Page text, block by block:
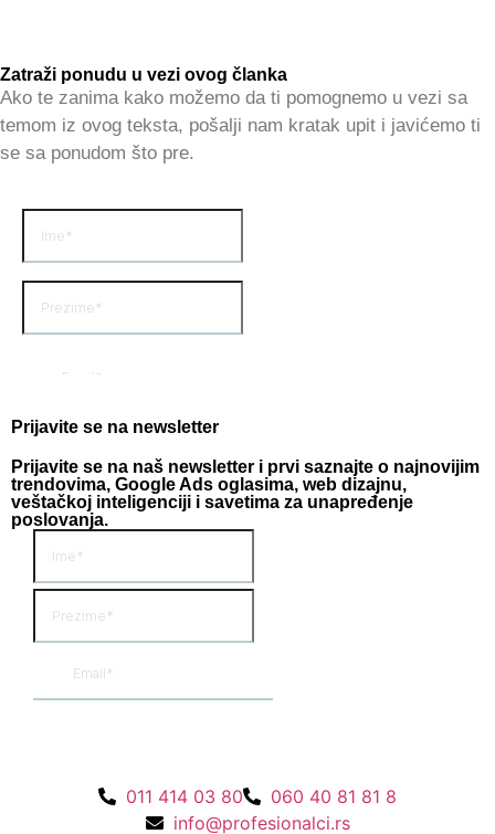
Zatraži ponudu u vezi ovog članka
Ako te zanima kako možemo da ti pomognemo u vezi sa
temom iz ovog teksta, pošalji nam kratak upit i javićemo ti
se sa ponudom što pre.
Prijavite se na newsletter
Prijavite se na naš newsletter i prvi saznajte o najnovijim
trendovima, Google Ads oglasima, web dizajnu,
veštačkoj inteligenciji i savetima za unapređenje
poslovanja.
011 414 03 80
060 40 81 81 8
info@profesionalci.rs